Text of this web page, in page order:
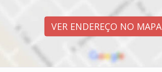
VER ENDEREÇO NO MAPA